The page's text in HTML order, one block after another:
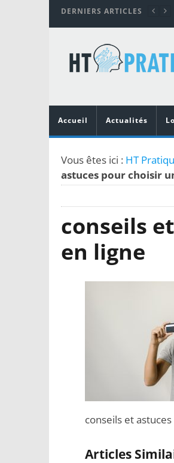
DERNIERS ARTICLES
Accueil
Actualités
Vous êtes ici : HT
astuces pour choisir
conseils
en ligne
conseils et
Articles